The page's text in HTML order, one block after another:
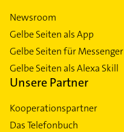
Newsroom
Gelbe Seiten als App
Gelbe Seiten für Messenger
Gelbe Seiten als Alexa Skill
Unsere Partner
Kooperationspartner
Das Telefonbuch